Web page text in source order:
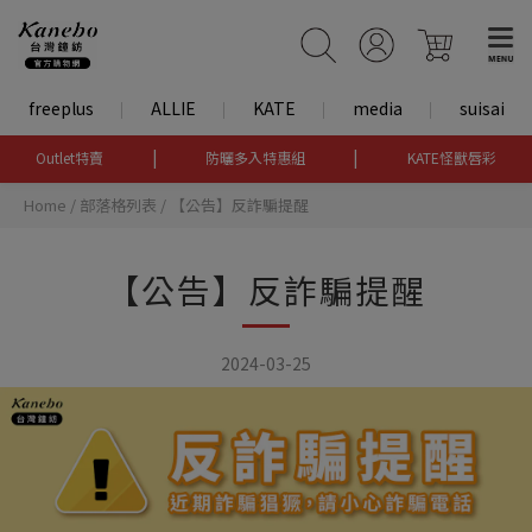
freeplus ALLIE KATE media suisai
Outlet特賣 | 防曬多入特惠組 | KATE怪獸唇彩
Home / 部落格列表 / 【公告】反詐騙提醒
【公告】反詐騙提醒
2024-03-25